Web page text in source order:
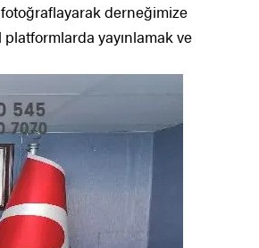
fotoğraflayarak derneğimize
yayınlamak ve